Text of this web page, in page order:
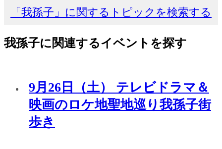
「我孫子」に関するトピックを検索する
我孫子に関連するイベントを探す
9月26日（土） テレビドラマ＆
映画のロケ地聖地巡り我孫子街
歩き